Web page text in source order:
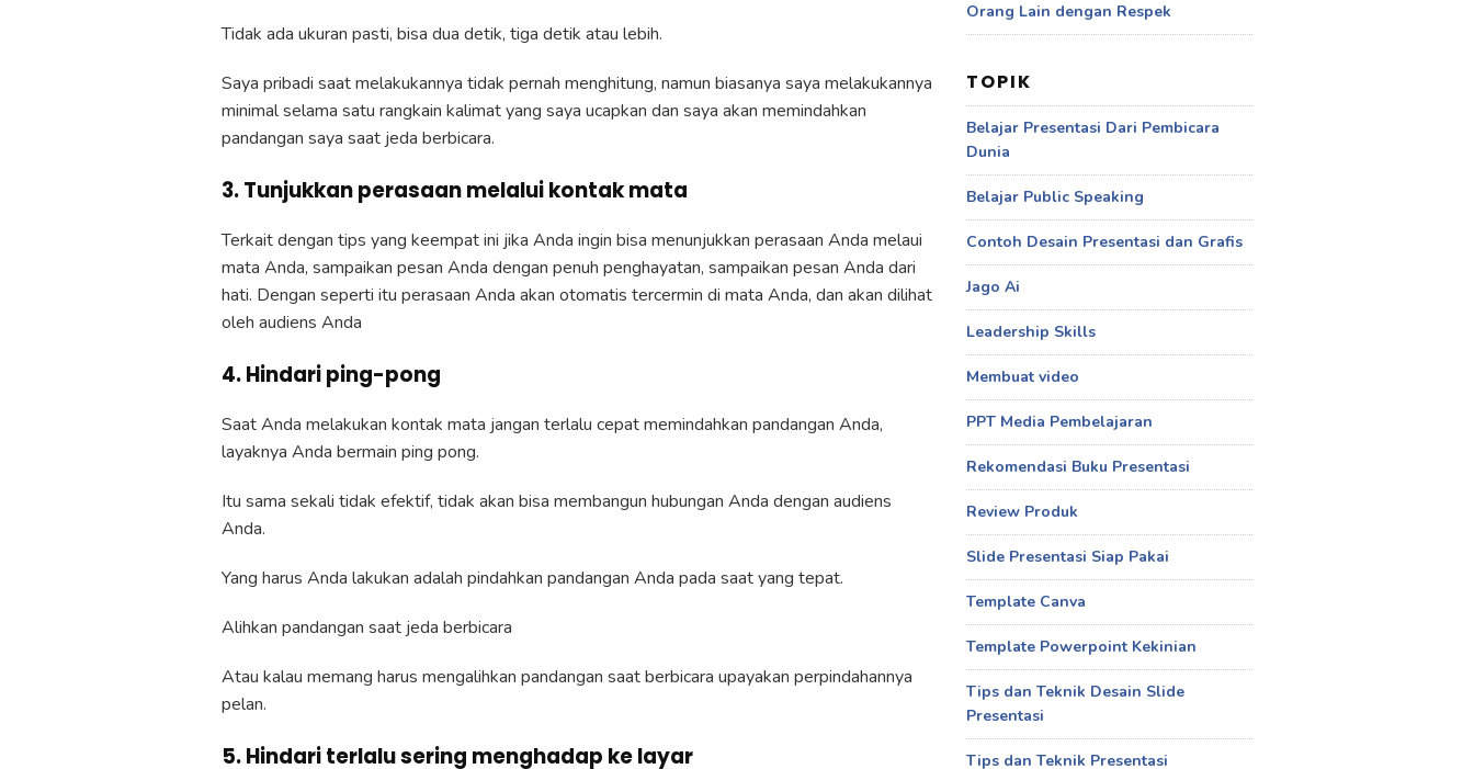
Tidak ada ukuran pasti, bisa dua detik, tiga detik atau lebih.
Saya pribadi saat melakukannya tidak pernah menghitung, namun biasanya saya melakukannya
minimal selama satu rangkain kalimat yang saya ucapkan dan saya akan memindahkan
pandangan saya saat jeda berbicara.
3. Tunjukkan perasaan melalui kontak mata
Terkait dengan tips yang keempat ini jika Anda ingin bisa menunjukkan perasaan Anda melaui
mata Anda, sampaikan pesan Anda dengan penuh penghayatan, sampaikan pesan Anda dari
hati. Dengan seperti itu perasaan Anda akan otomatis tercermin di mata Anda, dan akan dilihat
oleh audiens Anda
4. Hindari ping-pong
Saat Anda melakukan kontak mata jangan terlalu cepat memindahkan pandangan Anda,
layaknya Anda bermain ping pong.
Itu sama sekali tidak efektif, tidak akan bisa membangun hubungan Anda dengan audiens
Anda.
Yang harus Anda lakukan adalah pindahkan pandangan Anda pada saat yang tepat.
Alihkan pandangan saat jeda berbicara
Atau kalau memang harus mengalihkan pandangan saat berbicara upayakan perpindahannya
pelan.
5. Hindari terlalu sering menghadap ke layar
Orang Lain dengan Respek
TOPIK
Belajar Presentasi Dari Pembicara
Dunia
Belajar Public Speaking
Contoh Desain Presentasi dan Grafis
Jago Ai
Leadership Skills
Membuat video
PPT Media Pembelajaran
Rekomendasi Buku Presentasi
Review Produk
Slide Presentasi Siap Pakai
Template Canva
Template Powerpoint Kekinian
Tips dan Teknik Desain Slide
Presentasi
Tips dan Teknik Presentasi